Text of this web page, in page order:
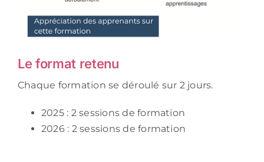
Le format retenu
Chaque formation se déroulé sur 2 jours.
2025 : 2 sessions de formation
2026 : 2 sessions de formation